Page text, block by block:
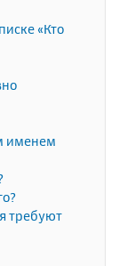
«Кто
именем
требуют